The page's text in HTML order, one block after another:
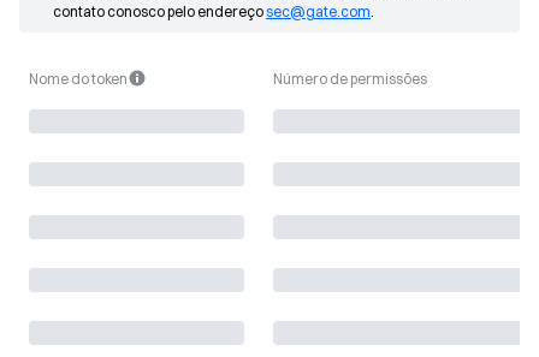
contato conosco pelo endereçosec@gate.com.
Nome do token Número de permissões